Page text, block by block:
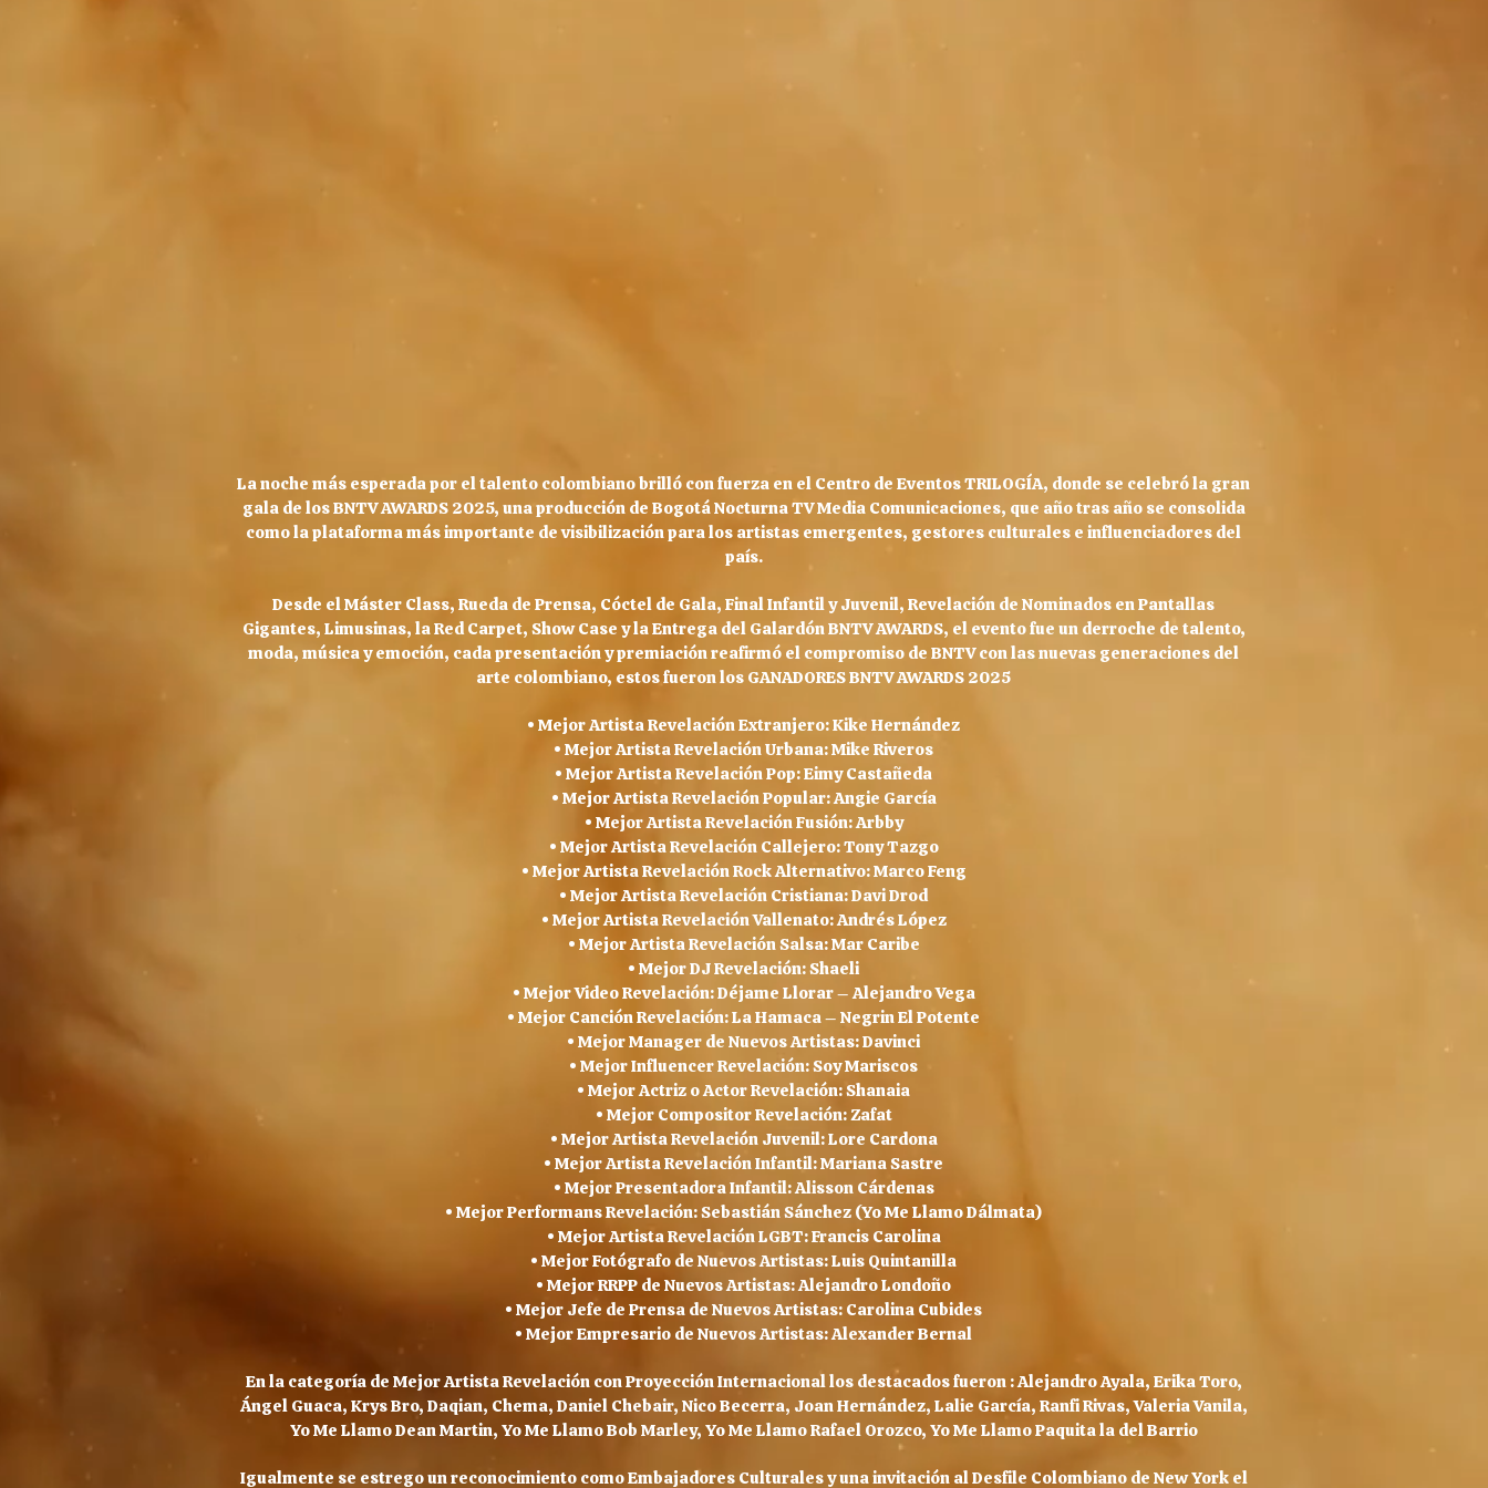
La noche más esperada por el talento colombiano brilló con fuerza en el Centro de Eventos TRILOGÍA, donde se celebró la gran
gala de los BNTV AWARDS 2025, una producción de Bogotá Nocturna TV Media Comunicaciones, que año tras año se consolida
como la plataforma más importante de visibilización para los artistas emergentes, gestores culturales e influenciadores del
país.
Desde el Máster Class, Rueda de Prensa, Cóctel de Gala, Final Infantil y Juvenil, Revelación de Nominados en Pantallas
Gigantes, Limusinas, la Red Carpet, Show Case y la Entrega del Galardón BNTV AWARDS, el evento fue un derroche de talento,
moda, música y emoción, cada presentación y premiación reafirmó el compromiso de BNTV con las nuevas generaciones del
arte colombiano, estos fueron los GANADORES BNTV AWARDS 2025
• Mejor Artista Revelación Extranjero: Kike Hernández
• Mejor Artista Revelación Urbana: Mike Riveros
• Mejor Artista Revelación Pop: Eimy Castañeda
• Mejor Artista Revelación Popular: Angie García
• Mejor Artista Revelación Fusión: Arbby
• Mejor Artista Revelación Callejero: Tony Tazgo
• Mejor Artista Revelación Rock Alternativo: Marco Feng
• Mejor Artista Revelación Cristiana: Davi Drod
• Mejor Artista Revelación Vallenato: Andrés López
• Mejor Artista Revelación Salsa: Mar Caribe
• Mejor DJ Revelación: Shaeli
• Mejor Video Revelación: Déjame Llorar – Alejandro Vega
• Mejor Canción Revelación: La Hamaca – Negrin El Potente
• Mejor Manager de Nuevos Artistas: Davinci
• Mejor Influencer Revelación: Soy Mariscos
• Mejor Actriz o Actor Revelación: Shanaia
• Mejor Compositor Revelación: Zafat
• Mejor Artista Revelación Juvenil: Lore Cardona
• Mejor Artista Revelación Infantil: Mariana Sastre
• Mejor Presentadora Infantil: Alisson Cárdenas
• Mejor Performans Revelación: Sebastián Sánchez (Yo Me Llamo Dálmata)
• Mejor Artista Revelación LGBT: Francis Carolina
• Mejor Fotógrafo de Nuevos Artistas: Luis Quintanilla
• Mejor RRPP de Nuevos Artistas: Alejandro Londoño
• Mejor Jefe de Prensa de Nuevos Artistas: Carolina Cubides
• Mejor Empresario de Nuevos Artistas: Alexander Bernal
En la categoría de Mejor Artista Revelación con Proyección Internacional los destacados fueron : Alejandro Ayala, Erika Toro,
Ángel Guaca, Krys Bro, Daqian, Chema, Daniel Chebair, Nico Becerra, Joan Hernández, Lalie García, Ranfi Rivas, Valeria Vanila,
Yo Me Llamo Dean Martin, Yo Me Llamo Bob Marley, Yo Me Llamo Rafael Orozco, Yo Me Llamo Paquita la del Barrio
Igualmente se estrego un reconocimiento como Embajadores Culturales y una invitación al Desfile Colombiano de New York el